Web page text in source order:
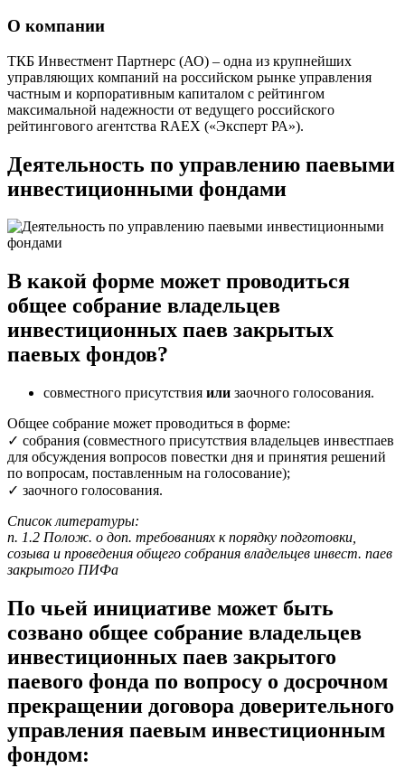
О компании
ТКБ Инвестмент Партнерс (АО) – одна из крупнейших
управляющих компаний на российском рынке управления
частным и корпоративным капиталом с рейтингом
максимальной надежности от ведущего российского
рейтингового агентства RAEX («Эксперт РА»).
Деятельность по управлению паевыми
инвестиционными фондами
В какой форме может проводиться
общее собрание владельцев
инвестиционных паев закрытых
паевых фондов?
совместного присутствия или заочного голосования.
Общее собрание может проводиться в форме:
✓ собрания (совместного присутствия владельцев инвестпаев
для обсуждения вопросов повестки дня и принятия решений
по вопросам, поставленным на голосование);
✓ заочного голосования.
Список литературы:
п. 1.2 Полож. о доп. требованиях к порядку подготовки,
созыва и проведения общего собрания владельцев инвест. паев
закрытого ПИФа
По чьей инициативе может быть
созвано общее собрание владельцев
инвестиционных паев закрытого
паевого фонда по вопросу о досрочном
прекращении договора доверительного
управления паевым инвестиционным
фондом: